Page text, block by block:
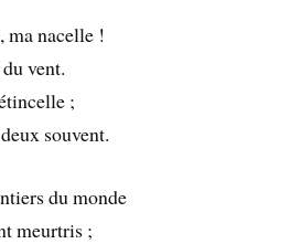
ma nacelle !
vent.
;
souvent.
du monde
meurtris ;